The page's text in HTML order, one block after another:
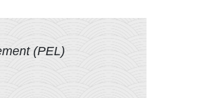
(PEL)